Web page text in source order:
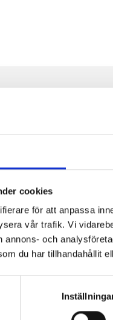
cookies
för att anpassa
vår trafik. Vi
annons- och
du har tillhandahållit